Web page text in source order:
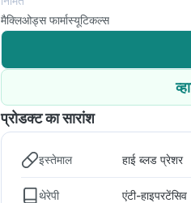
मैक्लिओड्स फार्मास्यूटिकल्स
प्रोडक्ट का सारांश
इस्तेमाल हाई ब्लड प्रेशर
थेरेपी एंटी-हाइपरटेंसिव